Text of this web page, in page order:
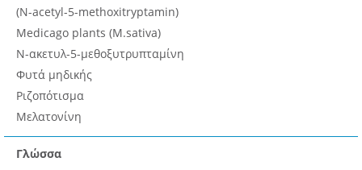
(N-acetyl-5-methoxitryptamin)
Medicago plants (M.sativa)
Ν-ακετυλ-5-μεθοξυτρυπταμίνη
Φυτά μηδικής
Ριζοπότισμα
Μελατονίνη
Γλώσσα